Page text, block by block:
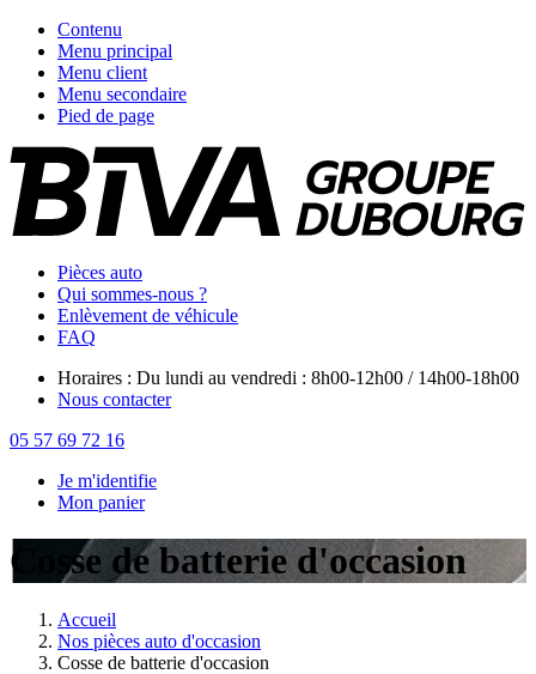
Contenu
Menu principal
Menu client
Menu secondaire
Pied de page
Pièces auto
Qui sommes-nous ?
Enlèvement de véhicule
FAQ
Horaires : Du lundi au vendredi : 8h00-12h00 / 14h00-18h00
Nous contacter
05 57 69 72 16
Je m'identifie
Mon panier
Cosse de batterie d'occasion
Accueil
Nos pièces auto d'occasion
Cosse de batterie d'occasion